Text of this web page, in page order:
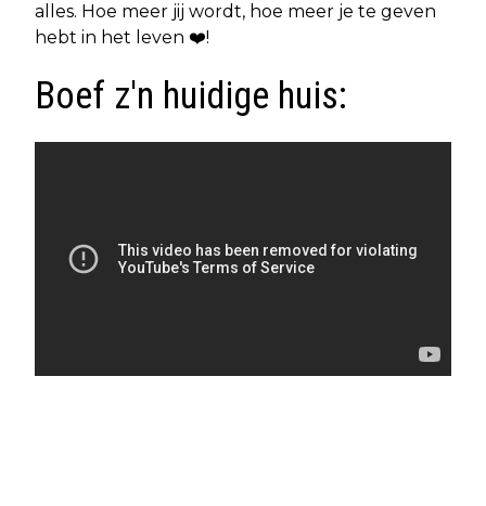
alles. Hoe meer jij wordt, hoe meer je te geven
hebt in het leven ❤️!
Boef z'n huidige huis: